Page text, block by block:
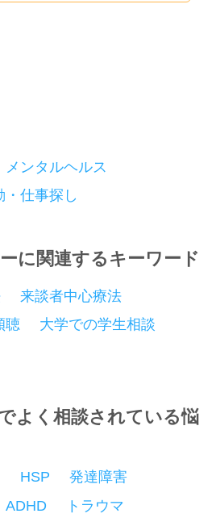
メンタルヘルス
・仕事探し
に関連するキーワード
来談者中心療法
聴
大学での学生相談
よく相談されている悩
HSP
発達障害
ADHD
トラウマ